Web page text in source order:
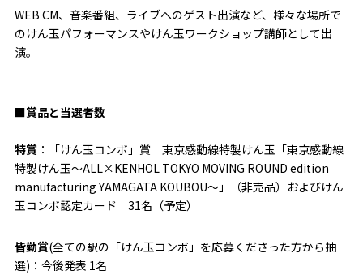
WEB CM、音楽番組、ライブへのゲスト出演など、様々な場所で
のけん玉パフォーマンスやけん玉ワークショップ講師として出
演。
■賞品と当選者数
特賞 ：「けん玉コンボ」賞 東京感動線特製けん玉「東京感動線
特製けん玉〜ALL×KENHOL TOKYO MOVING ROUND edition
manufacturing YAMAGATA KOUBOU〜」（非売品）およびけん
玉コンボ認定カード 31名（予定）
皆勤賞(全ての駅の「けん玉コンボ」を応募くださった方から抽
選)：今後発表 1名